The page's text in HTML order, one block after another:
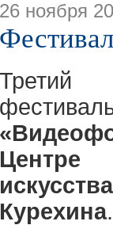
26 ноября
Третий
Курехина.